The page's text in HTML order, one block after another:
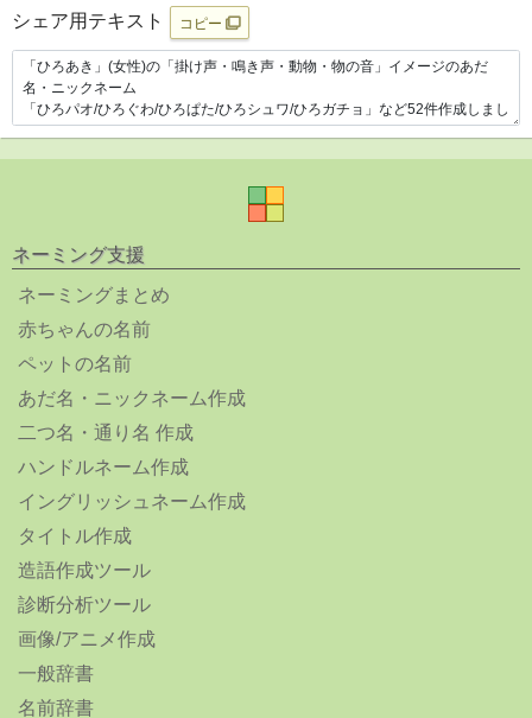
シェア用テキスト コピー
ネーミング支援
ネーミングまとめ
赤ちゃんの名前
ペットの名前
あだ名・ニックネーム作成
二つ名・通り名 作成
ハンドルネーム作成
イングリッシュネーム作成
タイトル作成
造語作成ツール
診断分析ツール
画像/アニメ作成
一般辞書
名前辞書